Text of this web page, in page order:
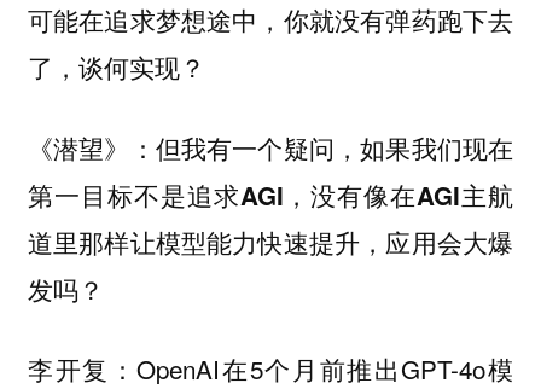
可能在追求梦想途中，你就没有弹药跑下去
了，谈何实现？
《潜望》：但我有一个疑问，如果我们现在
第一目标不是追求AGI，没有像在AGI主航
道里那样让模型能力快速提升，应用会大爆
发吗？
李开复：OpenAI在5个月前推出GPT-4o模